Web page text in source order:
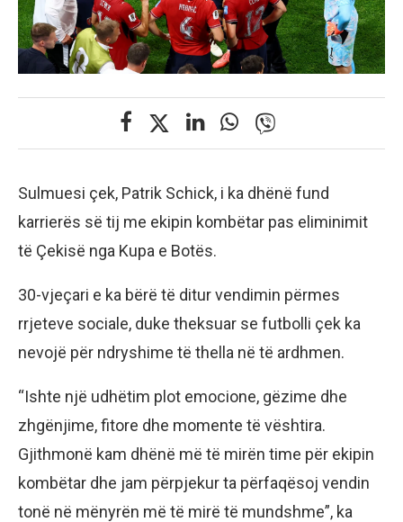
Sulmuesi çek, Patrik Schick, i ka dhënë fund
karrierës së tij me ekipin kombëtar pas eliminimit
të Çekisë nga Kupa e Botës.
30-vjeçari e ka bërë të ditur vendimin përmes
rrjeteve sociale, duke theksuar se futbolli çek ka
nevojë për ndryshime të thella në të ardhmen.
“Ishte një udhëtim plot emocione, gëzime dhe
zhgënjime, fitore dhe momente të vështira.
Gjithmonë kam dhënë më të mirën time për ekipin
kombëtar dhe jam përpjekur ta përfaqësoj vendin
tonë në mënyrën më të mirë të mundshme”, ka